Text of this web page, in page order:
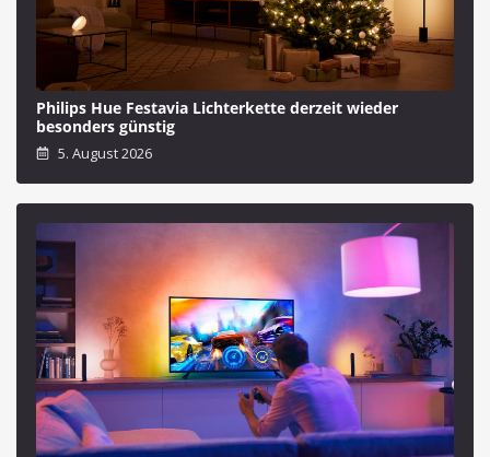
Philips Hue Festavia Lichterkette derzeit wieder
besonders günstig
5. August 2026